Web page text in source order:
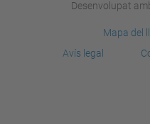
Desenvolupat
Mapa del
Avís legal